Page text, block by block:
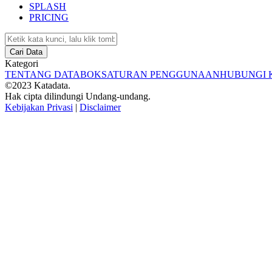
SPLASH
PRICING
Cari Data
Kategori
TENTANG DATABOKSATURAN PENGGUNAANHUBUNGI
©2023 Katadata.
Hak cipta dilindungi Undang-undang.
Kebijakan Privasi | Disclaimer